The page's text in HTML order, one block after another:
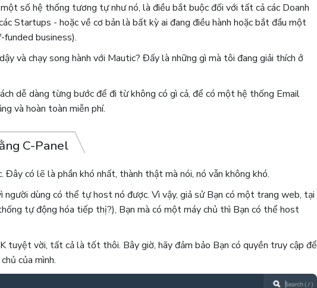
số hệ thống tương tự như nó, là điều bắt buộc đối với tất cả các Doanh
Startups - hoặc về cơ bản là bất kỳ ai đang điều hành hoặc bắt đầu một
funded business).
và chạy song hành với Mautic? Đấy là những gì mà tôi đang giải thích ở
dễ dàng từng bước để đi từ không có gì cả, để có một hệ thống Email
và hoàn toàn miễn phí.
C-Panel
Đây có lẽ là phần khó nhất, thành thật mà nói, nó vẫn không khó.
người dùng có thể tự host nó được. Vì vậy, giả sử Bạn có một trang web, tại
tự động hóa tiếp thị?), Bạn mà có một máy chủ thì Bạn có thể host
tuyệt vời, tất cả là tốt thôi. Bây giờ, hãy đảm bảo Bạn có quyền truy cập để
của mình.